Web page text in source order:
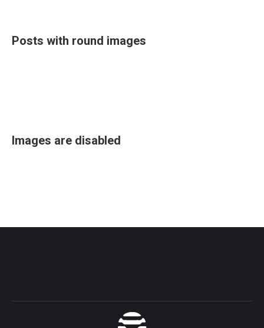
Posts with round images
Images are disabled